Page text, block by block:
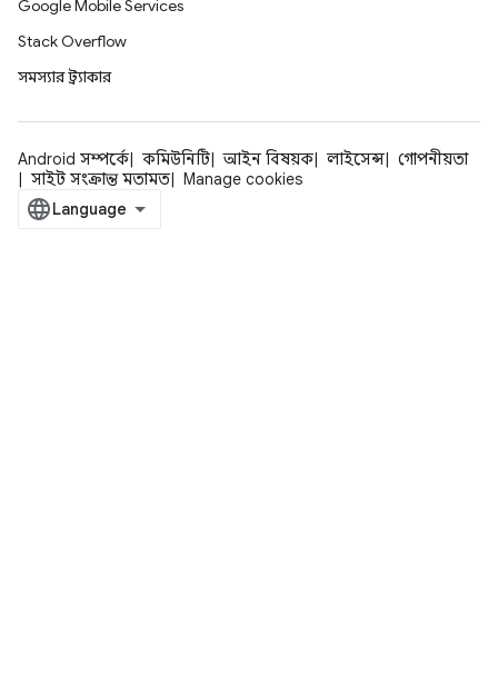
Google Mobile Services
Stack Overflow
সমস্যার ট্র্যাকার
Android সম্পর্কে কমিউনিটি আইন বিষয়ক লাইসেন্স
গোপনীয়তা
সাইট সংক্রান্ত মতামত
Manage cookies